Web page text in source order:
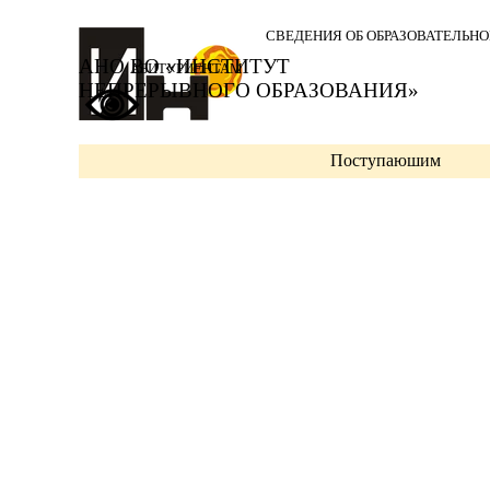
Поступаюшим
АНО ВО «ИНСТИТУТ
НЕПРЕРЫВНОГО ОБРАЗОВАНИЯ»
СВЕДЕНИЯ ОБ
АБИТУРИЕНТАМ